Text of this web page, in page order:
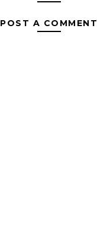
POST A COMMENT